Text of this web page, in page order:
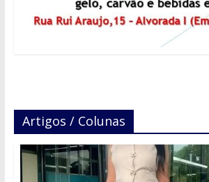
Artigos / Colunas